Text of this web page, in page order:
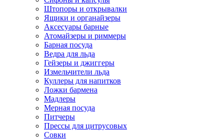
Штопоры и открывалки
Ящики и органайзеры
Аксесуары барные
Атомайзеры и риммеры
Барная посуда
Ведра для льда
Гейзеры и джиггеры
Измельчители льда
Куллеры для напитков
Ложки бармена
Мадлеры
Мерная посуда
Питчеры
Прессы для цитрусовых
Совки